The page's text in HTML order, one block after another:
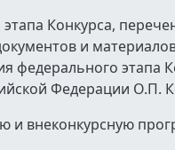
Конкурса,
и
этапа
Федерации О.П.
и внеконкурсную